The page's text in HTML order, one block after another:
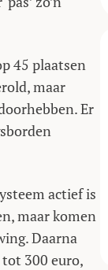
45 plaatsen
maar
Er
actief is
maar komen
Daarna
300 euro,